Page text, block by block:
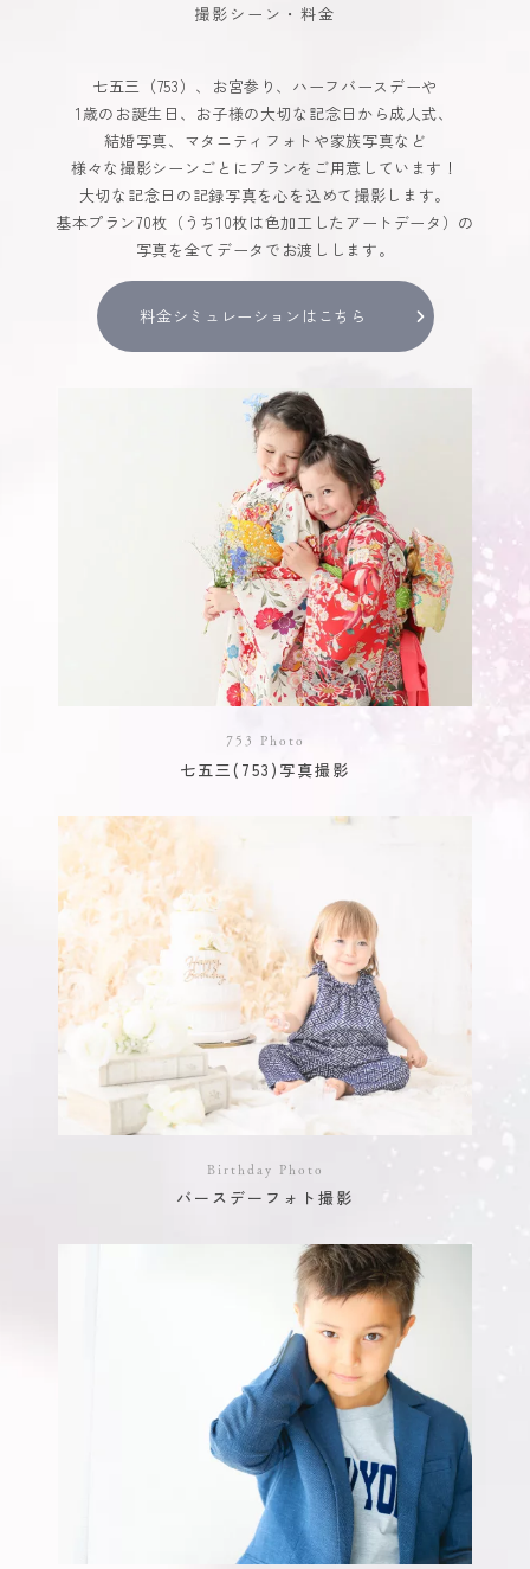
撮影シーン・料金
七五三（753）、お宮参り、ハーフバースデーや
1歳のお誕生日、お子様の大切な記念日から成人式、
結婚写真、マタニティフォトや家族写真など
様々な撮影シーンごとにプランをご用意しています！
大切な記念日の記録写真を心を込めて撮影します。
基本プラン70枚（うち10枚は色加工したアートデータ）の
写真を全てデータでお渡しします。
料金シミュレーションはこちら
753 Photo
七五三(753)写真撮影
Birthday Photo
バースデーフォト撮影